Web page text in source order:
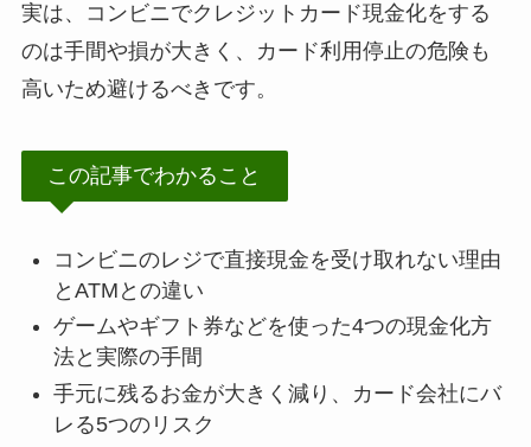
実は、コンビニでクレジットカード現金化をする
のは手間や損が大きく、カード利用停止の危険も
高いため避けるべきです。
この記事でわかること
コンビニのレジで直接現金を受け取れない理由
とATMとの違い
ゲームやギフト券などを使った4つの現金化方
法と実際の手間
手元に残るお金が大きく減り、カード会社にバ
レる5つのリスク